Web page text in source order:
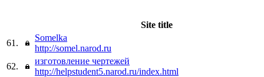
Site title
61.
Somelka
http://somel.narod.ru
62.
изготовление чертежей
http://helpstudent5.narod.ru/index.html